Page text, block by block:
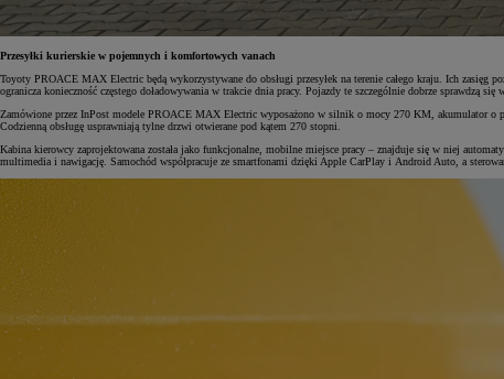
Przesyłki kurierskie w pojemnych i komfortowych vanach
Toyoty PROACE MAX Electric będą wykorzystywane do obsługi przesyłek na terenie całego kraju. Ich
ogranicza konieczność częstego doładowywania w trakcie dnia pracy. Pojazdy te szczególnie dobrze sprawdzą
Zamówione przez InPost modele PROACE MAX Electric wyposażono w silnik o mocy 270 KM, akumulator o
Codzienną obsługę usprawniają tylne drzwi otwierane pod kątem 270 stopni.
Kabina kierowcy zaprojektowana została jako funkcjonalne, mobilne miejsce pracy – znajduje się w niej
multimedia i nawigację. Samochód współpracuje ze smartfonami dzięki Apple CarPlay i Android Auto, a